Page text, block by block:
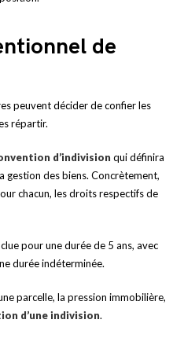
de
peuvent décider de confier les
répartir.
d’indivision qui définira
gestion des biens. Concrètement,
chacun, les droits respectifs de
pour une durée de 5 ans, avec
durée indéterminée.
parcelle, la pression immobilière,
d’une indivision.